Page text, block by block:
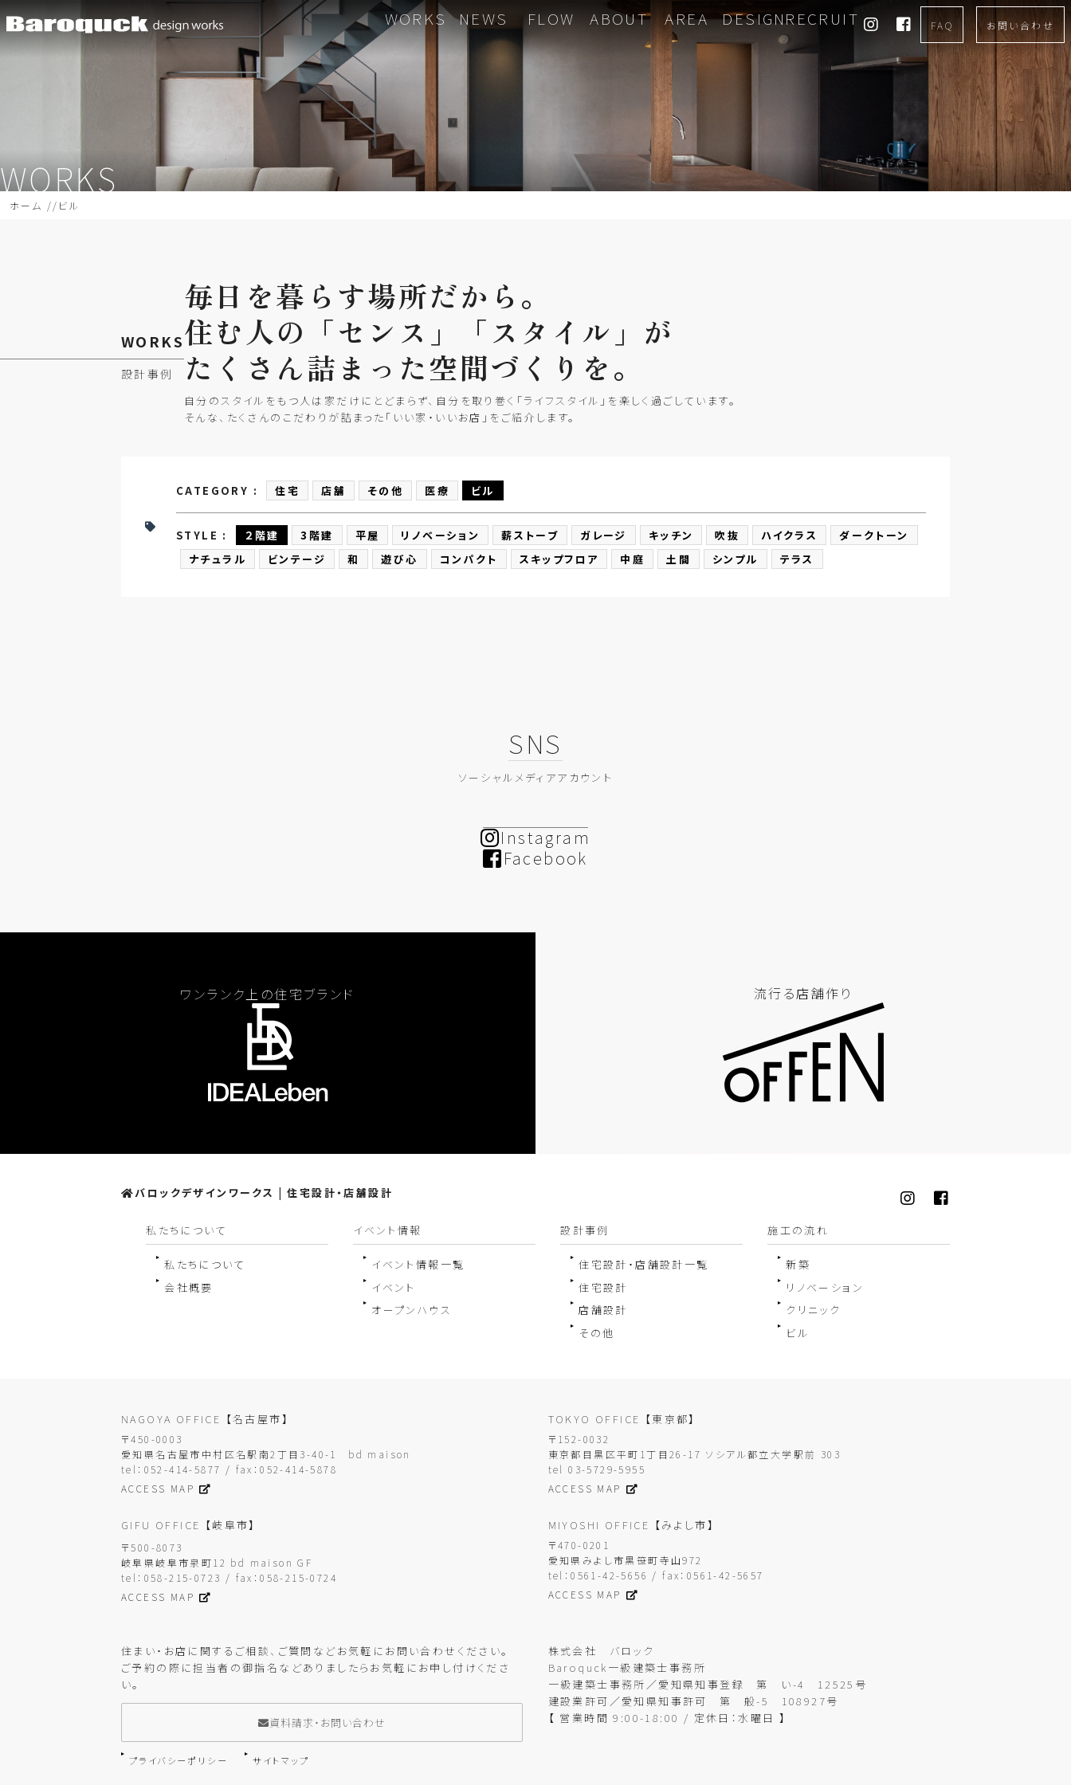
WORKS NEWS FLOW ABOUT AREA DESIGNRECRUIT FAQ お問い合わせ
WORKS
ホーム ビル
WORKS
設計事例
毎日を暮らす場所だから。
住む 人の 「センス」
「スタイル」が
たくさん詰まった空間づくりを。
自分のスタイルをもつ人は家だけにとどまらず、自分を取り巻く「ライフスタイル」を楽しく過ごしています。
そんな、たくさんのこだわりが詰まった「いい家・いいお店」をご紹介します。
CATEGORY : 住宅 店舗 その他 医療 ビル
STYLE : ２階建 3階建 平屋 リノベーション 薪ストーブ ガレージ キッチン 吹抜 ハイクラス
ダークトーン
ナチュラル
ビンテージ 和 遊び心 コンパクト スキップフロア 中庭 土間 シンプル テラス
SNS
ソーシャルメディアアカウント
Instagram
Facebook
ワンランク上の住宅ブランド 流行る店舗作り
バロックデザインワークス | 住宅設計・店舗設計
私たちについて
私たちについて
会社概要
イベント情報
イベント情報一覧
イベント
オープンハウス
設計事例
住宅設計・店舗設計一覧
住宅設計
店舗設計
その他
施工の流れ
新築
リノベーション
クリニック
ビル
NAGOYA OFFICE 【名古屋市】
〒450-0003
愛知県名古屋市中村区名駅南2丁目3-40-1 bd maison
tel：052-414-5877 / fax：052-414-5878
ACCESS MAP
GIFU OFFICE 【岐阜市】
〒500-8073
岐阜県岐阜市泉町12 bd maison GF
tel：058-215-0723 / fax：058-215-0724
ACCESS MAP
TOKYO OFFICE 【東京都】
〒152-0032
東京都目黒区平町1丁目26-17 ソシアル都立大学駅前 303
tel 03-5729-5955
ACCESS MAP
MIYOSHI OFFICE 【みよし市】
〒470-0201
愛知県みよし市黒笹町寺山972
tel：0561-42-5656 / fax：0561-42-5657
ACCESS MAP
住まい・お店に関するご相談、ご質問などお気軽にお問い合わせください。
ご予約の際に担当者の御指名などありましたらお気軽にお申し付けくださ
い。
資料請求・お問い合わせ
プライバシーポリシー サイトマップ
株式会社 バロック
Baroquck一級建築士事務所
一級建築士事務所／愛知県知事登録 第 い-4 12525号
建設業許可／愛知県知事許可 第 般-5 108927号
【 営業時間 9:00-18:00 / 定休日：水曜日 】